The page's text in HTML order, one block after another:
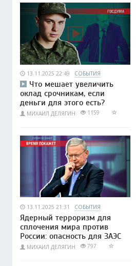
13.11.2025 22:49 СОБЫТИЯ
Что мешает увеличить
оклад срочникам, если
деньги для этого есть?
МИХАИЛ ДЕЛЯГИН 1159
13.11.2025 21:31 СОБЫТИЯ
Ядерный терроризм для
сплочения мира против
России: опасность для ЗАЭС
МИХАИЛ ДЕЛЯГИН 797